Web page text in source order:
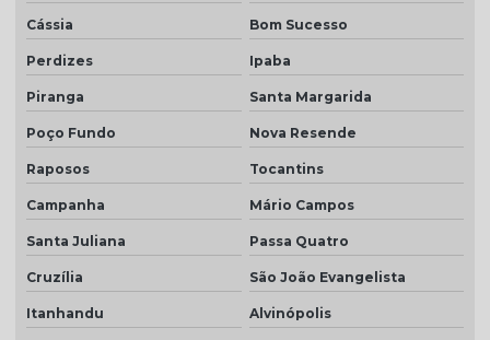
Cássia Bom Sucesso
Perdizes Ipaba
Piranga Santa Margarida
Poço Fundo Nova Resende
Raposos Tocantins
Campanha Mário Campos
Santa Juliana Passa Quatro
Cruzília São João Evangelista
Itanhandu Alvinópolis